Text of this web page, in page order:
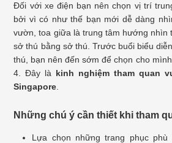
Đối với xe điện bạn nên chọn vị trí
bởi vì có như thế bạn mới dễ dàng
vườn, toa giữa là trung tâm hướng nhìn
sở thú bằng sở thú. Trước buổi biểu
thú, bạn nên đến sớm để chọn cho
4. Đây là kinh nghiệm tham quan
Singapore
Những chú ý cần thiết khi tham
Lựa chọn những trang phục